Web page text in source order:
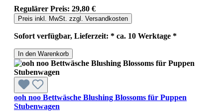
Regulärer Preis: 29,80 €
Preis inkl. MwSt. zzgl. Versandkosten
Sofort verfügbar, Lieferzeit: * ca. 10 Werktage *
In den Warenkorb
ooh noo Bettwäsche Blushing Blossoms für Puppen
Stubenwagen